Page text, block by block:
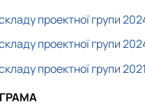
проектної групи
проектної групи
проектної групи